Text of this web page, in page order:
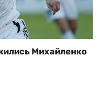
Михайленко